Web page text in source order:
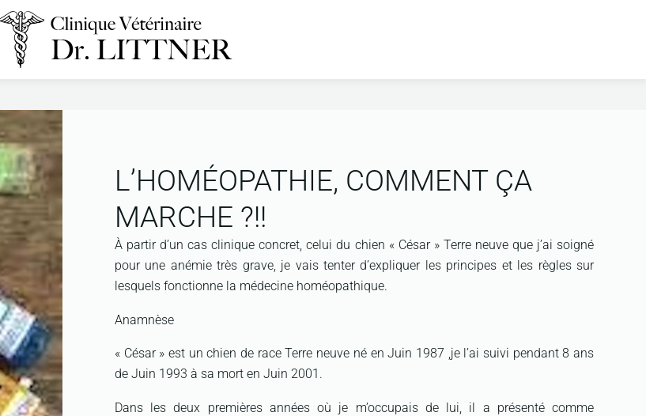
L’HOMÉOPATHIE, COMMENT ÇA
MARCHE ?!!
À partir d’un cas clinique concret, celui du chien « César » Terre neuve que j’ai soigné
pour une anémie très grave, je vais tenter d’expliquer les principes et les règles sur
lesquels fonctionne la médecine homéopathique.
Anamnèse
« César » est un chien de race Terre neuve né en Juin 1987 ,je l’ai suivi pendant 8 ans
de Juin 1993 à sa mort en Juin 2001.
Dans les deux premières années où je m’occupais de lui, il a présenté comme